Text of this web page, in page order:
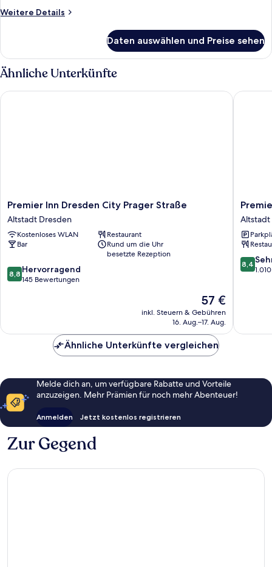
Weitere Details
Weitere
Room
for
Single
Use
Daten auswählen und Preise sehen
Ähnliche Unterkünfte
Premier
Inn
Dresden
City
Prager
Altstadt
Dresden
Premier Inn Dresden City Prager Straße
Altstadt Dresden
Kostenloses WLAN
Restaurant
Bar
Rund um die Uhr
besetzte Rezeption
8.8
von
8,8 Hervorragend
145 Bewertungen
Der
Preis
beträgt
57 €
inkl. Steuern & Gebühren
16. Aug.–17. Aug.
Premier Inn Dresden City Prager Straße
Premier
Inn
Dresden
City
Centre
Altstadt
Dresden
Altstadt
8.4
von
8,4
Premier
Ähnliche Unterkünfte vergleichen
Melde dich an, um verfügbare Rabatte und Vorteile
anzuzeigen. Mehr Prämien für noch mehr Abenteuer!
Anmelden Jetzt kostenlos registrieren
Zur Gegend